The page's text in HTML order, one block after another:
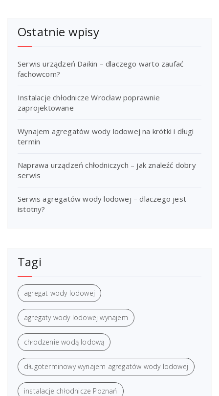
Ostatnie wpisy
Serwis urządzeń Daikin – dlaczego warto zaufać
fachowcom?
Instalacje chłodnicze Wrocław poprawnie
zaprojektowane
Wynajem agregatów wody lodowej na krótki i długi
termin
Naprawa urządzeń chłodniczych – jak znaleźć dobry
serwis
Serwis agregatów wody lodowej – dlaczego jest
istotny?
Tagi
agregat wody lodowej
agregaty wody lodowej wynajem
chłodzenie wodą lodową
długoterminowy wynajem agregatów wody lodowej
instalacje chłodnicze Poznań